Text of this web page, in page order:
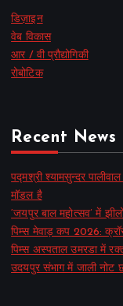
डिज़ाइन
वेब विकास
आर / वी प्रौद्योगिकी
रोबोटिक
Recent News
पद्मश्री श्यामसुन्दर
मॉडल है
‘जयपुर बाल महोत्सव’ में
पिम्स मेवाड़ कप 2026:
पिम्स अस्पताल उमरडा में
उदयपुर संभाग में जाली नोट